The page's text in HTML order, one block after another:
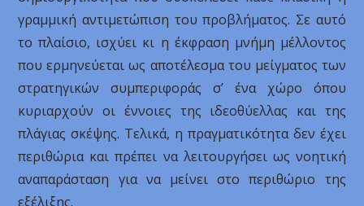
γραμμική αντιμετώπιση του προβλήματος. Σε αυτό
το πλαίσιο, ισχύει κι η έκφραση μνήμη μέλλοντος
που ερμηνεύεται ως αποτέλεσμα του μείγματος των
στρατηγικών συμπεριφοράς σ’ ένα χώρο όπου
κυριαρχούν οι έννοιες της ιδεοθύελλας και της
πλάγιας σκέψης. Τελικά, η πραγματικότητα δεν έχει
περιθώρια και πρέπει να λειτουργήσει ως νοητική
αναπαράσταση για να μείνει στο περιθώριο της
εξέλιξης.